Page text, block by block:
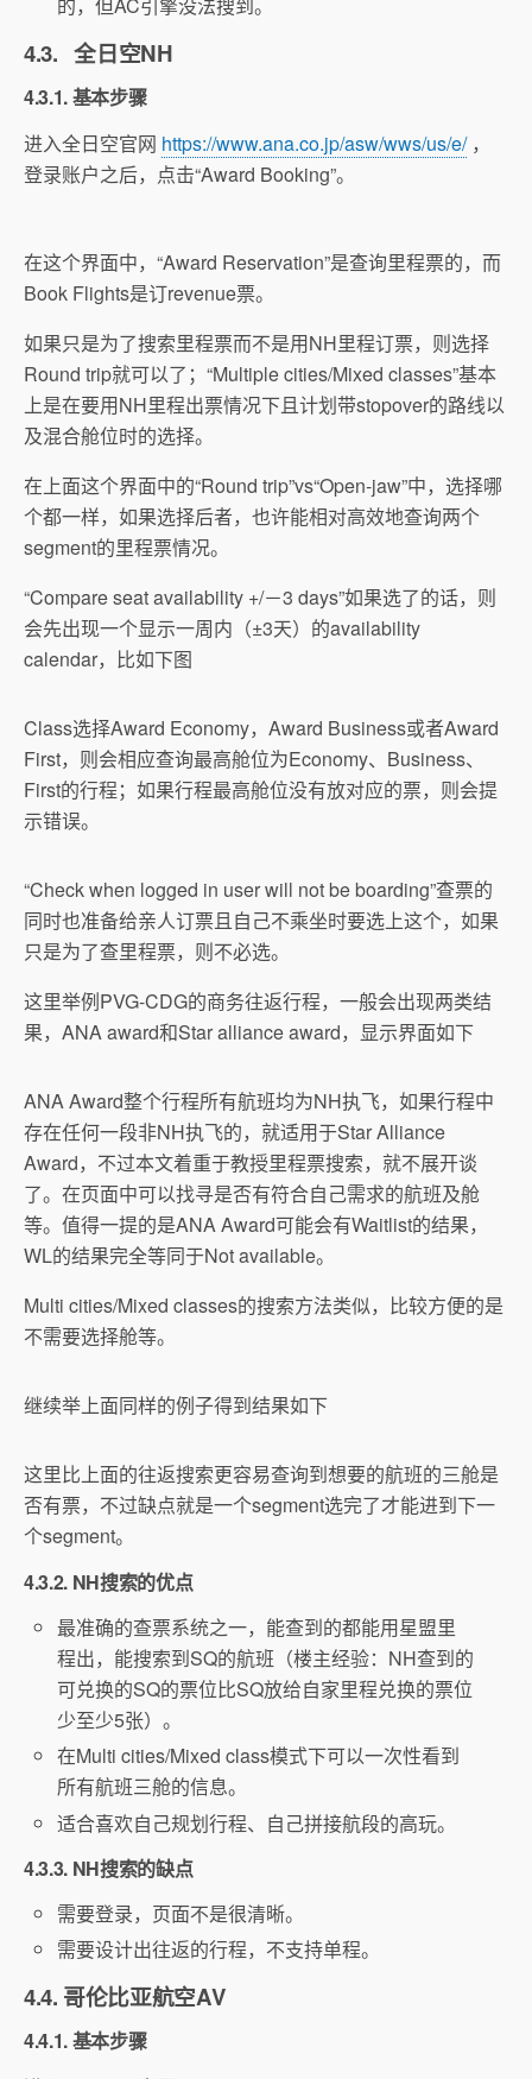
的，但AC引擎没法搜到。
4.3. 全日空NH
4.3.1. 基本步骤
进入全日空官网 https://www.ana.co.jp/asw/wws/us/e/，
登录账户之后，点击“Award Booking”。
在这个界面中，“Award Reservation”是查询里程票的，而
Book Flights是订revenue票。
如果只是为了搜索里程票而不是用NH里程订票，则选择
Round trip就可以了；“Multiple cities/Mixed classes”基本
上是在要用NH里程出票情况下且计划带stopover的路线以
及混合舱位时的选择。
在上面这个界面中的“Round trip”vs“Open-jaw”中，选择哪
个都一样，如果选择后者，也许能相对高效地查询两个
segment的里程票情况。
“Compare seat availability +/－3 days”如果选了的话，则
会先出现一个显示一周内（±3天）的availability
calendar，比如下图
Class选择Award Economy，Award Business或者Award
First，则会相应查询最高舱位为Economy、Business、
First的行程；如果行程最高舱位没有放对应的票，则会提
示错误。
“Check when logged in user will not be boarding”查票的
同时也准备给亲人订票且自己不乘坐时要选上这个，如果
只是为了查里程票，则不必选。
这里举例PVG-CDG的商务往返行程，一般会出现两类结
果，ANA award和Star alliance award，显示界面如下
ANA Award整个行程所有航班均为NH执飞，如果行程中
存在任何一段非NH执飞的，就适用于Star Alliance
Award，不过本文着重于教授里程票搜索，就不展开谈
了。在页面中可以找寻是否有符合自己需求的航班及舱
等。值得一提的是ANA Award可能会有Waitlist的结果，
WL的结果完全等同于Not available。
Multi cities/Mixed classes的搜索方法类似，比较方便的是
不需要选择舱等。
继续举上面同样的例子得到结果如下
这里比上面的往返搜索更容易查询到想要的航班的三舱是
否有票，不过缺点就是一个segment选完了才能进到下一
个segment。
4.3.2. NH搜索的优点
最准确的查票系统之一，能查到的都能用星盟里
程出，能搜索到SQ的航班（楼主经验：NH查到的
可兑换的SQ的票位比SQ放给自家里程兑换的票位
少至少5张）。
在Multi cities/Mixed class模式下可以一次性看到
所有航班三舱的信息。
适合喜欢自己规划行程、自己拼接航段的高玩。
4.3.3. NH搜索的缺点
需要登录，页面不是很清晰。
需要设计出往返的行程，不支持单程。
4.4. 哥伦比亚航空AV
4.4.1. 基本步骤